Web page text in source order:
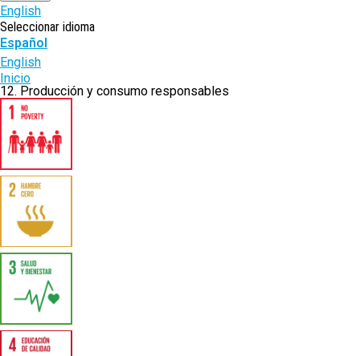
English
Seleccionar idioma
Español
English
Ruta
de
navegación
Inicio
12. Producción y consumo responsables